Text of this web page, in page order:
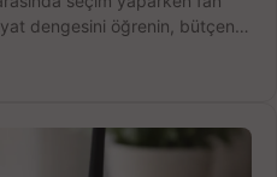
dengesini öğrenin, bütçenizi